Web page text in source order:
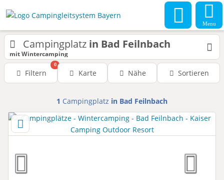
Menu
Campingplatz in Bad Feilnbach
mit Wintercamping
Filtern
0
Karte Nähe Sortieren
1 Campingplatz in Bad Feilnbach